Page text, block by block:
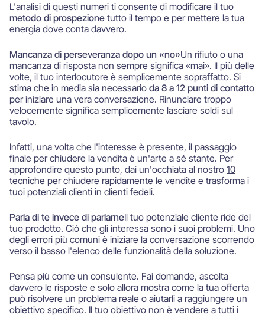
L'analisi di questi numeri ti consente di modificare il tuo
metodo di prospezione tutto il tempo e per mettere la tua
energia dove conta davvero.
Mancanza di perseveranza dopo un «no»Un rifiuto o una
mancanza di risposta non sempre significa «mai». Il più delle
volte, il tuo interlocutore è semplicemente sopraffatto. Si
stima che in media sia necessario da 8 a 12 punti di contatto
per iniziare una vera conversazione. Rinunciare troppo
velocemente significa semplicemente lasciare soldi sul
tavolo.
Infatti, una volta che l'interesse è presente, il passaggio
finale per chiudere la vendita è un'arte a sé stante. Per
approfondire questo punto, dai un'occhiata al nostro 10
tecniche per chiudere rapidamente le vendite e trasforma i
tuoi potenziali clienti in clienti fedeli.
Parla di te invece di parlarneIl tuo potenziale cliente ride del
tuo prodotto. Ciò che gli interessa sono i suoi problemi. Uno
degli errori più comuni è iniziare la conversazione scorrendo
verso il basso l'elenco delle funzionalità della soluzione.
Pensa più come un consulente. Fai domande, ascolta
davvero le risposte e solo allora mostra come la tua offerta
può risolvere un problema reale o aiutarli a raggiungere un
obiettivo specifico. Il tuo obiettivo non è vendere a tutti i